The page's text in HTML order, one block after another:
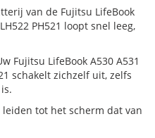
van de Fujitsu LifeBook
PH521 loopt snel leeg,
Fujitsu LifeBook A530 A531
schakelt zichzelf uit, zelfs
tot het scherm dat van